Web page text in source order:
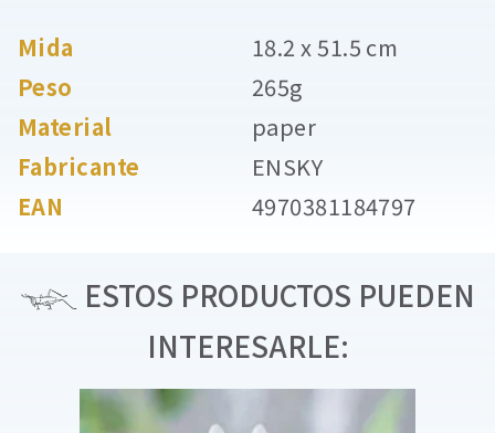
Mida
18.2 x 51.5 cm
Peso
265g
Material
paper
Fabricante
ENSKY
EAN
4970381184797
ESTOS PRODUCTOS PUEDEN
INTERESARLE: